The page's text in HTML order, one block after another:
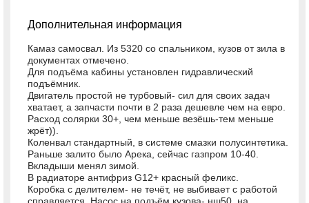
Дополнительная информация
Камаз самосвал. Из 5320 со спальником, кузов от зила в
документах отмечено.
Для подъёма кабины установлен гидравлический
подъёмник.
Двигатель простой не турбовый- сил для своих задач
хватает, а запчасти почти в 2 раза дешевле чем на евро.
Расход солярки 30+, чем меньше везёшь-тем меньше
жрёт)).
Коленвал стандартный, в системе смазки полусинтетика.
Раньше залито было Арека, сейчас газпром 10-40.
Вкладыши менял зимой.
В радиаторе антифриз G12+ красный феликс.
Коробка с делителем- не течёт, не выбивает с работой